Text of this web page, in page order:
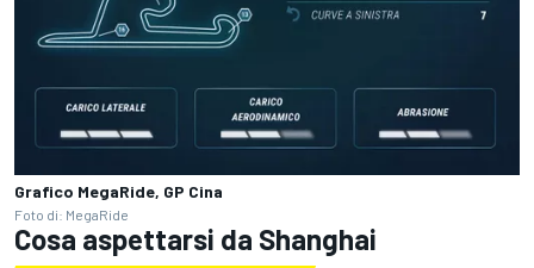
Grafico MegaRide, GP Cina
Foto di: MegaRide
Cosa aspettarsi da Shanghai